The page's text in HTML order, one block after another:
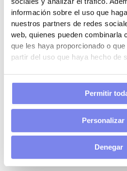
información sobre el uso que
nuestros partners de redes
web, quienes pueden combinarla
que les haya proporcionado o
partir del uso que haya hecho de
Permitir
Personalizar
Denegar
aquí...
electrónico*